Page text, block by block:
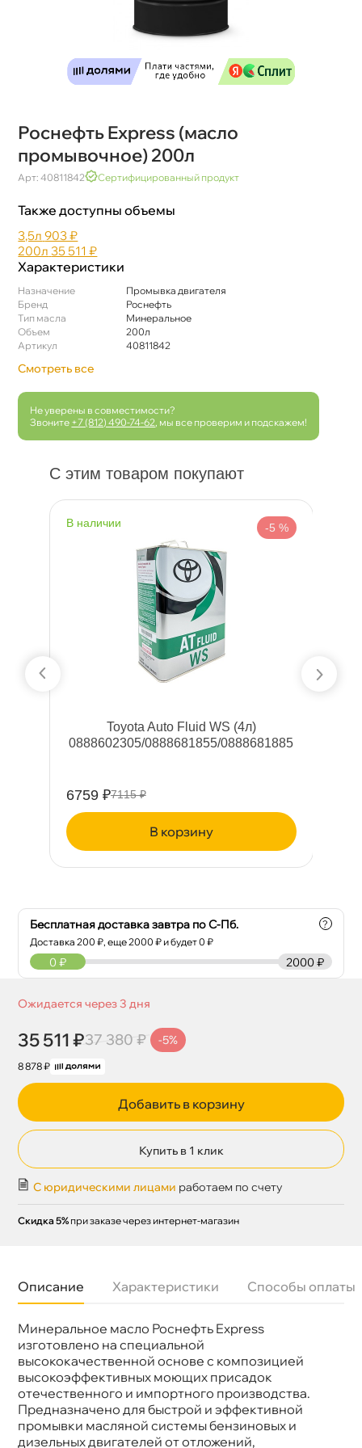
Роснефть Express (масло
промывочное) 200л
Арт: 40811842 Сертифицированный продукт
Также доступны объемы
3,5л 903 ₽
200л 35 511 ₽
Характеристики
Назначение
Промывка двигателя
Бренд
Роснефть
Тип масла
Минеральное
Объем
200л
Артикул
40811842
Смотреть все
Не уверены в совместимости?
Звоните +7 (812) 490-74-62 , мы все проверим и подскажем!
С этим товаром покупают
наличии -5 %
Toyota Auto Fluid WS (4л)
0888602305/0888681855/0888681885
6759 ₽7115 ₽
корзину
Бесплатная доставка завтра по С-Пб.
Доставка200 ₽, еще2000 ₽ и будет 0 ₽
?
2000 ₽
0 ₽
Ожидается через 3 дня
35 511 ₽37 380 ₽ -5%
8 878 ₽
Добавить в корзину
Купить в 1 клик
С юридическими лицами работаем по счету
Скидка 5% при заказе через интернет-магазин
Описание Характеристики Способы оплаты
Минеральное масло Роснефть Express
изготовлено на специальной
ысококачественной основе с композицией
ысокоэффективных моющих присадок
отечественного и импортного производства.
Предназначено для быстрой и эффективной
промывки масляной системы бензиновых и
дизельных двигателей от отложений,
Назначение
Промывка двигателя
Тип масла
Минеральное
Объем
200л
Артикул
40811842